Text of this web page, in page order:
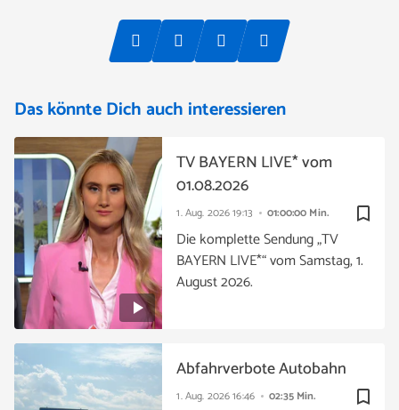
Das könnte Dich auch interessieren
bookmark_border
1. Aug. 202619:13 01:00:00 Min.
TV BAYERN LIVE* vom
01.08.2026
Die komplette Sendung „TV
BAYERN LIVE*“ vom Samstag, 1.
August 2026.
bookmark_border
1. Aug. 202616:46 02:35 Min.
Abfahrverbote Autobahn